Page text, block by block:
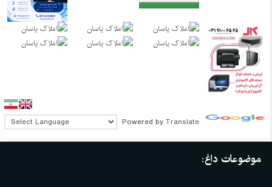
Powered by Translate
موضوعات داغ: